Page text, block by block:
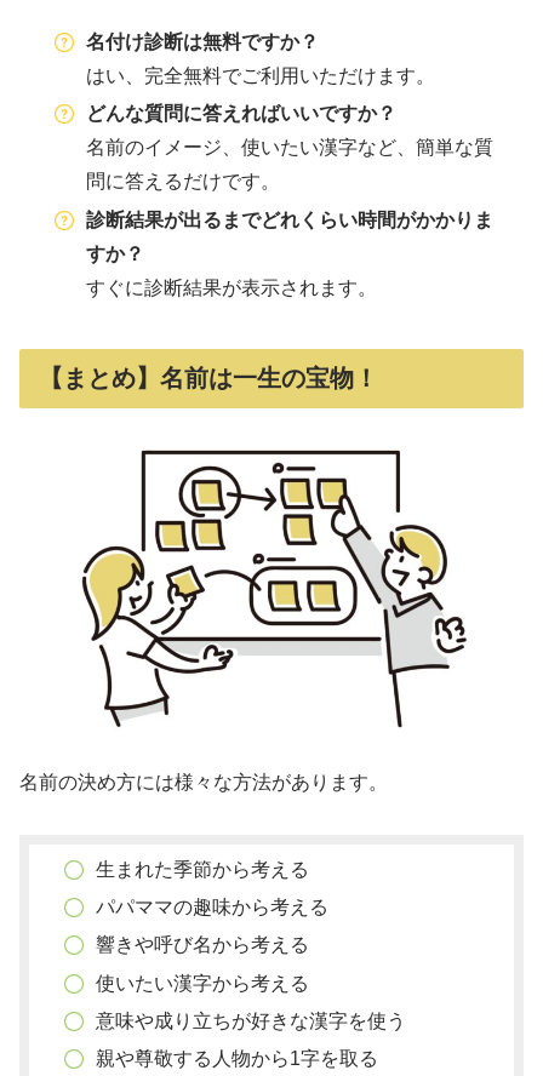
名付け診断は無料ですか？
はい、完全無料でご利用いただけます。
どんな質問に答えればいいですか？
名前のイメージ、使いたい漢字など、簡単な質
問に答えるだけです。
診断結果が出るまでどれくらい時間がかかりま
すか？
すぐに診断結果が表示されます。
【まとめ】名前は一生の宝物！
名前の決め方には様々な方法があります。
生まれた季節から考える
パパママの趣味から考える
響きや呼び名から考える
使いたい漢字から考える
意味や成り立ちが好きな漢字を使う
親や尊敬する人物から1字を取る